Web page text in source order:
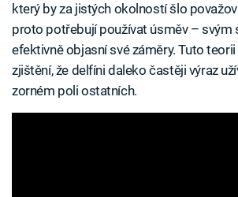
který by za jistých okolností šlo
proto potřebují používat úsměv – svým
efektivně objasní své záměry. Tuto
zjištění, že delfíni daleko častěji výraz
zorném poli ostatních.